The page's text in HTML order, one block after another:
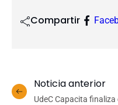
Compartir
Noticia anterior
UdeC Capacita finaliza